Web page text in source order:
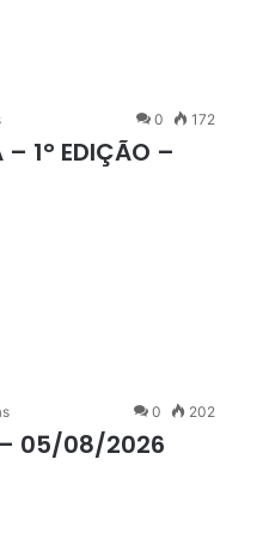
0 172
– 1° EDIÇÃO –
0 202
– 05/08/2026